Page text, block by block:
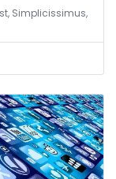
Simplicissimus,